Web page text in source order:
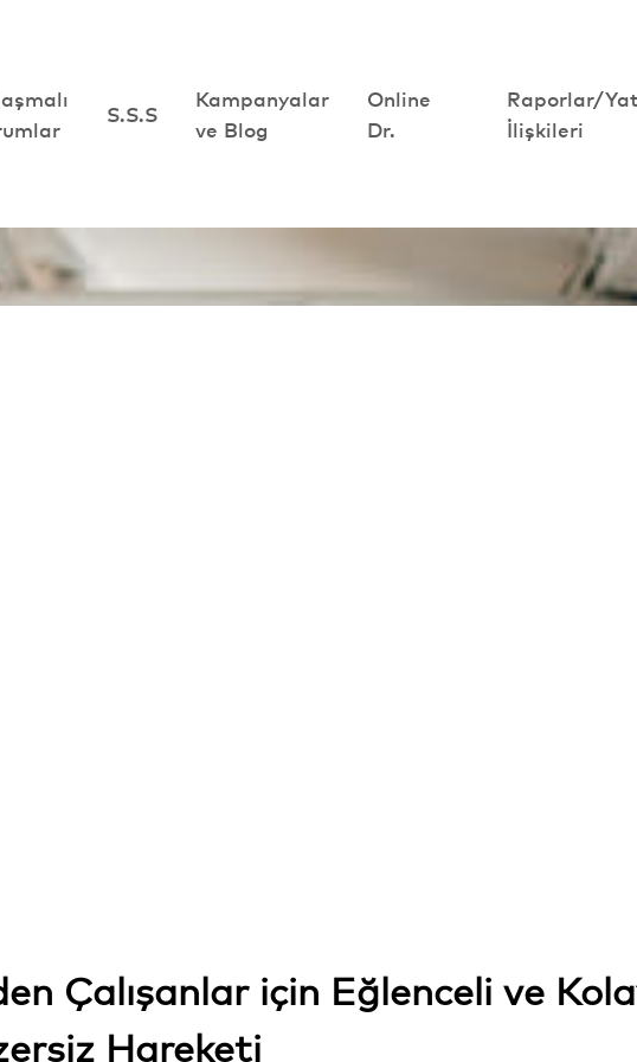
S.S.S
Kampanyalar
ve Blog
Online
Dr.
Raporlar/
İlişkileri
S.S.S
Kampanyalar
ve Blog
Online
Dr.
Raporlar/
İlişkileri
Çalışanlar için Eğlenceli ve
Hareketi